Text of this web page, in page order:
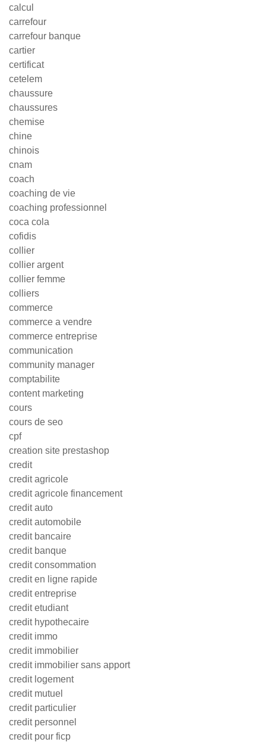
calcul
carrefour
carrefour banque
cartier
certificat
cetelem
chaussure
chaussures
chemise
chine
chinois
cnam
coach
coaching de vie
coaching professionnel
coca cola
cofidis
collier
collier argent
collier femme
colliers
commerce
commerce a vendre
commerce entreprise
communication
community manager
comptabilite
content marketing
cours
cours de seo
cpf
creation site prestashop
credit
credit agricole
credit agricole financement
credit auto
credit automobile
credit bancaire
credit banque
credit consommation
credit en ligne rapide
credit entreprise
credit etudiant
credit hypothecaire
credit immo
credit immobilier
credit immobilier sans apport
credit logement
credit mutuel
credit particulier
credit personnel
credit pour ficp